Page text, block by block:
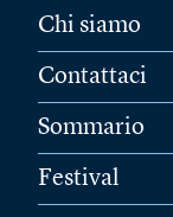
Chi siamo
Contattaci
Sommario
Festival